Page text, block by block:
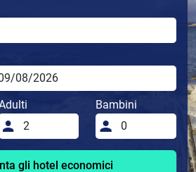
Bambini
gli hotel economici